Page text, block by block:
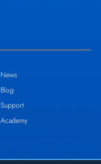
News
Blog
Support
Academy